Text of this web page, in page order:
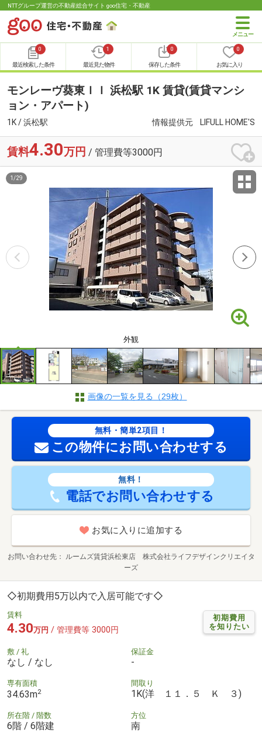
NTTグループ運営の不動産総合サイト goo住宅・不動産
0
最近検索した条件
1
最近見た物件
0
保存した条件
0
お気に入り
モンレーヴ葵東ＩＩ 浜松駅 1K 賃貸(賃貸マンシ
ョン・アパート)
1K / 浜松駅 情報提供元 LIFULL HOME'S
賃料4.30万円 / 管理費等3000円
外観
1 /29
画像の一覧を見る（29枚）
無料・簡単2項目！
この物件にお問い合わせする
無料！
電話でお問い合わせする
お気に入りに追加する
お問い合わせ先
ルームズ賃貸浜松東店 株式会社ライフデザインクリエイタ
ーズ
◇初期費用5万以内で入居可能です◇
初期費用
を知りたい
賃料
4.30万円 / 管理費等 3000円
敷 / 礼
なし / なし
保証金
-
専有面積
34.63m2
間取り
1K(洋 １１．５ Ｋ ３)
所在階 / 階数
6階 / 6階建
方位
南